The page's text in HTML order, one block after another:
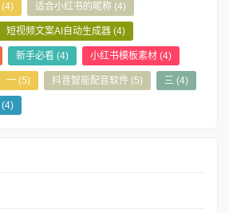
(4) 适合小红书的昵称 (4)
短视频文案AI自动生成器 (4)
新手必看 (4) 小红书模板素材 (4)
一 (5) 抖音智能配音软件 (5) 三 (4)
(4)